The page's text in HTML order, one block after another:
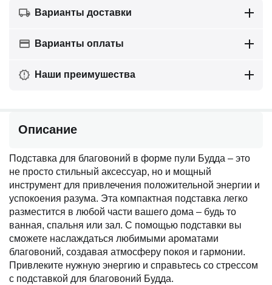
Варианты доставки
Варианты оплаты
Наши преимушества
Описание
Подставка для благовоний в форме пули Будда – это
не просто стильный аксессуар, но и мощный
инструмент для привлечения положительной энергии и
успокоения разума. Эта компактная подставка легко
разместится в любой части вашего дома – будь то
ванная, спальня или зал. С помощью подставки вы
сможете наслаждаться любимыми ароматами
благовоний, создавая атмосферу покоя и гармонии.
Привлеките нужную энергию и справьтесь со стрессом
с подставкой для благовоний Будда.